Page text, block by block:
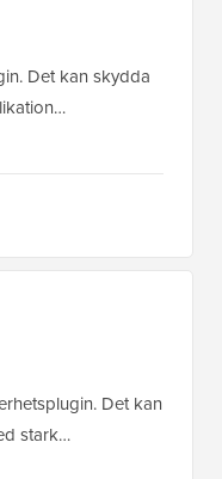
Det kan skydda
Security
Det kan
stark…